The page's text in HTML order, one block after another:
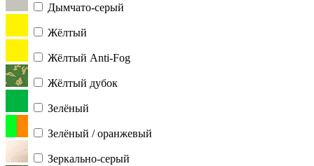
Дымчато-серый
Жёлтый
Жёлтый Anti-Fog
Жёлтый дубок
Зелёный
Зелёный / оранжевый
Зеркально-серый